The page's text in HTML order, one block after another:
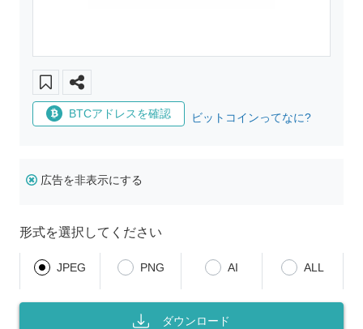
BTCアドレスを確認 ビットコインってなに?
広告を非表示にする
形式を選択してください
JPEG PNG AI ALL
ダウンロード